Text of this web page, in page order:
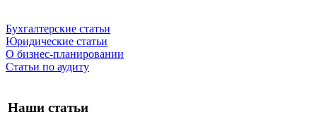
Бухгалтерские статьи
Юридические статьи
О бизнес-планировании
Статьи по аудиту
Наши статьи